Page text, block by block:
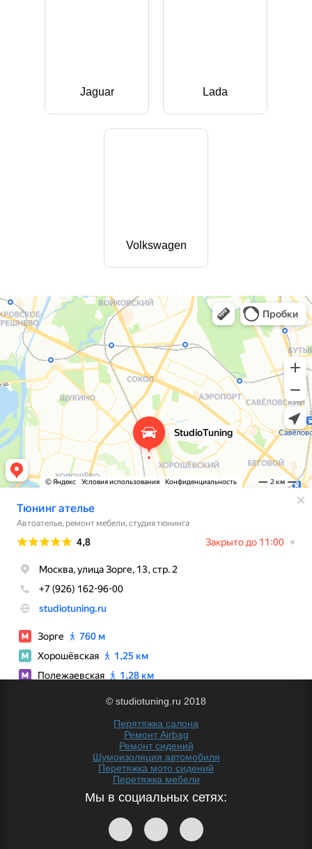
Jaguar Lada
Volkswagen
© studiotuning.ru 2018
Перятяжка салона
Ремонт Airbag
Ремонт сидений
Шумоизоляция автомобиля
Перетяжка мото сидений
Перетяжка мебели
Мы в социальных сетях: